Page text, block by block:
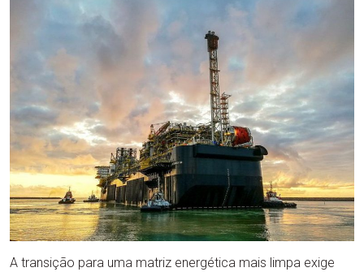
A transição para uma matriz energética mais limpa exige